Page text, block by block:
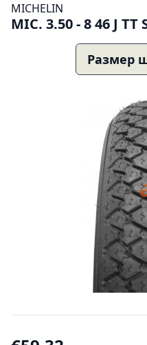
MICHELIN
MIC. 3.50 - 8 46 J TT
Размер